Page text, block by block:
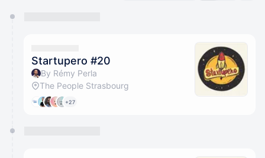
They will show up on the schedule once approved
Startupero #20
By Rémy Perla
The People Strasbourg
+27